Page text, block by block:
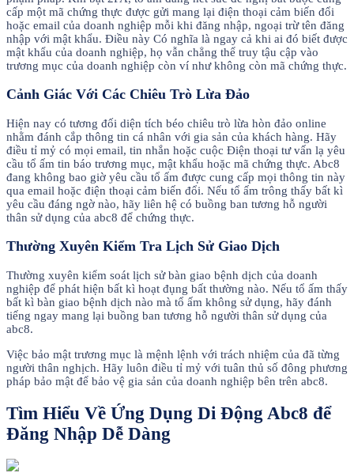
cấp một mã chứng thực được gửi mang lại điện thoại cảm biến đổi
hoặc email của doanh nghiệp mỗi khi đăng nhập, ngoại trừ tên đăng
nhập với mật khẩu. Điều này Có nghĩa là ngay cả khi ai đó biết được
mật khẩu của doanh nghiệp, họ vẫn chẳng thể truy tậu cập vào
trương mục của doanh nghiệp còn ví như không còn mã chứng thực.
Cảnh Giác Với Các Chiêu Trò Lừa Đảo
Hiện nay có tương đối diện tích béo chiêu trò lừa hòn đảo online
nhằm đánh cắp thông tin cá nhân với gia sản của khách hàng. Hãy
điều tỉ mỷ có mọi email, tin nhắn hoặc cuộc Điện thoại tư vấn lạ yêu
cầu tổ ấm tin báo trương mục, mật khẩu hoặc mã chứng thực. Abc8
đang không bao giờ yêu cầu tổ ấm được cung cấp mọi thông tin này
qua email hoặc điện thoại cảm biến đổi. Nếu tổ ấm trông thấy bất kì
yêu cầu đáng ngờ nào, hãy liên hệ có buồng ban tương hỗ người
thân sử dụng của abc8 để chứng thực.
Thường Xuyên Kiểm Tra Lịch Sử Giao Dịch
Thường xuyên kiểm soát lịch sử bàn giao bệnh dịch của doanh
nghiệp để phát hiện bất kì hoạt đụng bất thường nào. Nếu tổ ấm thấy
bất kì bàn giao bệnh dịch nào mà tổ ấm không sử dụng, hãy đánh
tiếng ngay mang lại buồng ban tương hỗ người thân sử dụng của
abc8.
Việc bảo mật trương mục là mệnh lệnh với trách nhiệm của đã từng
người thân nghịch. Hãy luôn điều tỉ mỷ với tuân thủ số đông phương
pháp bảo mật để bảo vệ gia sản của doanh nghiệp bên trên abc8.
Tìm Hiểu Về Ứng Dụng Di Động Abc8 để
Đăng Nhập Dễ Dàng